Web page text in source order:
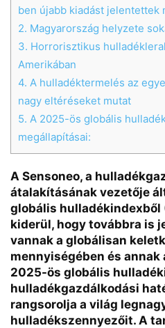
ben újabb kiadást jelentettek
2. Magyarország helyzete
3. Horrorisztikus
Amerikában
4. A hulladéktermelés az
nagy eltéréseket mutat
5. A 2025-ös globális
megállapításai:
A Sensoneo, a
átalakításának vezetője
globális hulladékindexből
kiderül, hogy továbbra is
vannak a globálisan
mennyiségében és
2025-ös globális
hulladékgazdálkodási
rangsorolja a világ
hulladékszennyezőit. A
Helló! Miben segíthetek ma?